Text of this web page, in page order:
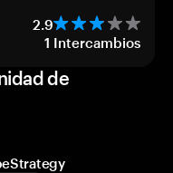
2.9
1 Intercambios
de